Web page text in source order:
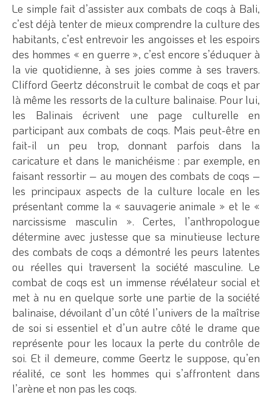
Le simple fait d’assister aux combats de coqs à Bali,
c’est déjà tenter de mieux comprendre la culture des
habitants, c’est entrevoir les angoisses et les espoirs
des hommes « en guerre », c’est encore s’éduquer à
la vie quotidienne, à ses joies comme à ses travers.
Clifford Geertz déconstruit le combat de coqs et par
là même les ressorts de la culture balinaise. Pour lui,
les Balinais écrivent une page culturelle en
participant aux combats de coqs. Mais peut-être en
fait-il un peu trop, donnant parfois dans la
caricature et dans le manichéisme : par exemple, en
faisant ressortir – au moyen des combats de coqs –
les principaux aspects de la culture locale en les
présentant comme la « sauvagerie animale » et le «
narcissisme masculin ». Certes, l’anthropologue
détermine avec justesse que sa minutieuse lecture
des combats de coqs a démontré les peurs latentes
ou réelles qui traversent la société masculine. Le
combat de coqs est un immense révélateur social et
met à nu en quelque sorte une partie de la société
balinaise, dévoilant d’un côté l’univers de la maîtrise
de soi si essentiel et d’un autre côté le drame que
représente pour les locaux la perte du contrôle de
soi. Et il demeure, comme Geertz le suppose, qu’en
réalité, ce sont les hommes qui s’affrontent dans
l’arène et non pas les coqs.